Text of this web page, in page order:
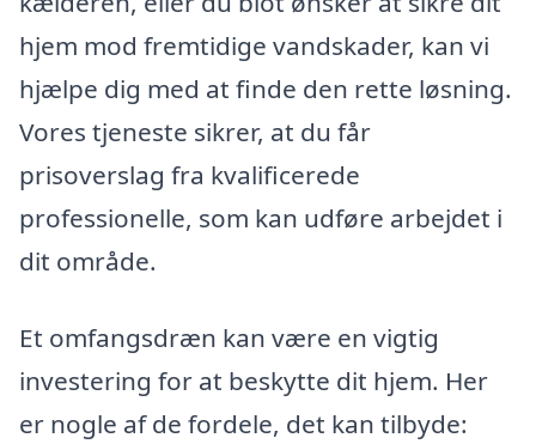
hjem mod fremtidige vandskader, kan vi
hjælpe dig med at finde den rette løsning.
Vores tjeneste sikrer, at du får
prisoverslag fra kvalificerede
professionelle, som kan udføre arbejdet i
dit område.
Et omfangsdræn kan være en vigtig
investering for at beskytte dit hjem. Her
er nogle af de fordele, det kan tilbyde: